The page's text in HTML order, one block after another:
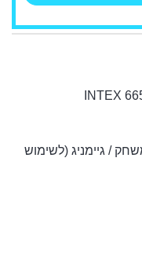
/ גיימניג (לשימוש